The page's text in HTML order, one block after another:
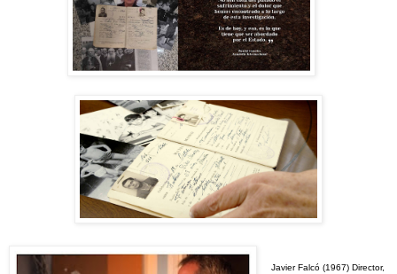
Javier Falcó (1967) Director,